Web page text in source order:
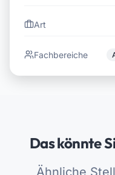
Art
Fachbereiche
Das könnte
Ähnliche